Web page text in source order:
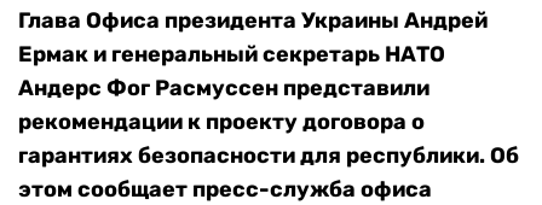
Глава Офиса президента Украины Андрей
Ермак и генеральный секретарь НАТО
Андерс Фог Расмуссен представили
рекомендации к проекту договора о
гарантиях безопасности для республики. Об
этом сообщает пресс-служба офиса